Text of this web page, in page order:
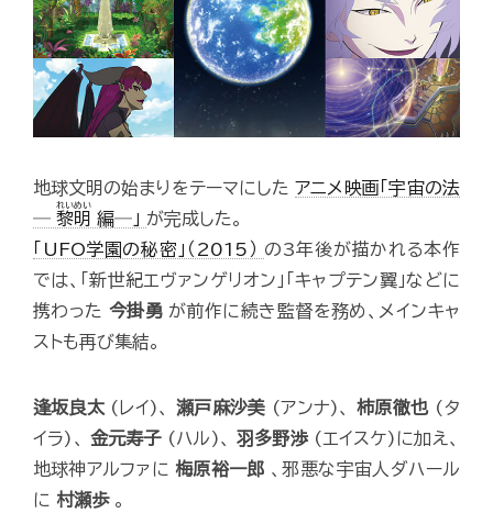
地球文明の始まりをテーマにした アニメ映画「宇宙の法
─ 黎明
れいめい
編─」 が完成した。
「UFO学園の秘密」（2015） の3年後が描かれる本作
では、「新世紀エヴァンゲリオン」「キャプテン翼」などに
携わった 今掛勇 が前作に続き監督を務め、メインキャ
ストも再び集結。
逢坂良太 (レイ)、 瀬戸麻沙美 (アンナ)、 柿原徹也 (タ
イラ)、 金元寿子 (ハル)、 羽多野渉 (エイスケ)に加え、
地球神アルファに 梅原裕一郎 、邪悪な宇宙人ダハール
に 村瀬歩 。